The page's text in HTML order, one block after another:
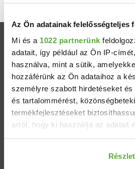
Az Ön adatainak felelősségteljes
Mi és a 1022 partnerünk
adatait, így például az Ön IP-
használva, mint a sütik,
hozzáférünk az Ön adataihoz a
személyre szabott hirdetéseket
és tartalommérést,
termékfejlesztéseket
arról, hogy ki használja az adatait
Információgyűjtés az Ön
Ingatlanok
Eladó házak
Eladó lakások
Települések